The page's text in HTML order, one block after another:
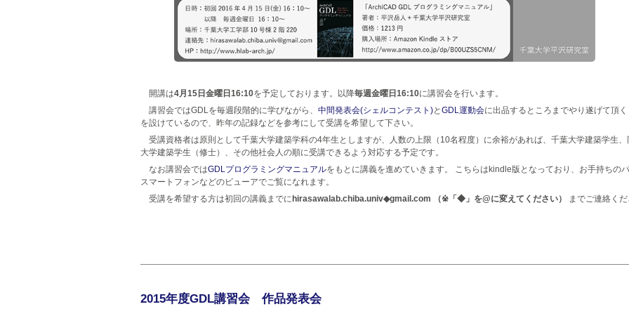
開講は4月15日金曜日16:10を予定しております。以降毎週金曜日16:10に講習会を行います。
講習会ではGDLを毎週段階的に学びながら、 中間発表会(シェルコンテスト)と GDL運動会に出品するところまでやり遂げて頂
を設けているので、昨年の記録などを参考にして受講を希望して下さい。
受講資格者は原則として千葉大学建築学科の4年生としますが、人数の上限（10名程度）に余裕があれば、千葉大学建築学生
大学建築学生（修士）、その他社会人の順に受講できるよう対応する予定です。
なお講習会ではGDLプログラミングマニュアルをもとに講義を進めていきます。 こちらはkindle版となっており、お手持ちの
スマートフォンなどのビューアでご覧になれます。
受講を希望する方は初回の講義までに hirasawalab.chiba.univ◆gmail.com （※「◆」を@に変えてください） までご連絡く
2015年度GDL講習会 作品発表会